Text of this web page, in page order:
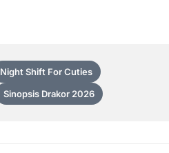
Night Shift For Cuties
Sinopsis Drakor 2026